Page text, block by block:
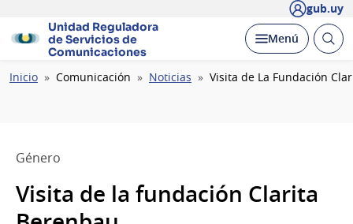
gub.uy
Unidad Reguladora
de Servicios de
Comunicaciones
Desplegar
Menú Abrir
Ruta
Inicio Comunicación Noticias Visita de La Fundación
Género
Visita de la fundación Clarita